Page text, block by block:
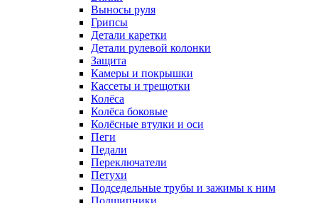
Выносы руля
Грипсы
Детали каретки
Детали рулевой колонки
Защита
Камеры и покрышки
Кассеты и трещотки
Колёса
Колёса боковые
Колёсные втулки и оси
Пеги
Педали
Переключатели
Петухи
Подседельные трубы и зажимы к ним
Подшипники